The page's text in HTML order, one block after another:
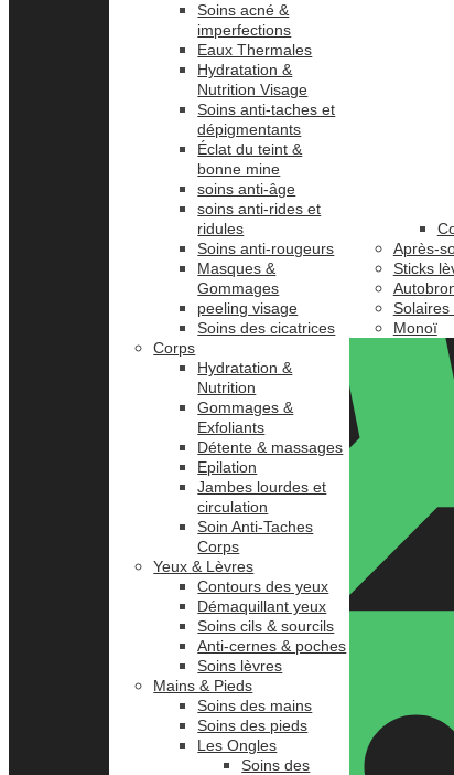
Soins acné &
imperfections
Eaux Thermales
Hydratation &
Nutrition Visage
Soins anti-taches et
dépigmentants
Éclat du teint &
bonne mine
soins anti-âge
soins anti-rides et
ridules
Soins anti-rougeurs
Masques &
Gommages
peeling visage
Soins des cicatrices
Corps
Hydratation &
Nutrition
Gommages &
Exfoliants
Détente & massages
Epilation
Jambes lourdes et
circulation
Soin Anti-Taches
Corps
Yeux & Lèvres
Contours des yeux
Démaquillant yeux
Soins cils & sourcils
Anti-cernes & poches
Soins lèvres
Mains & Pieds
Soins des mains
Soins des pieds
Les Ongles
Soins des
Après-
Sticks
Solaires
Monoï